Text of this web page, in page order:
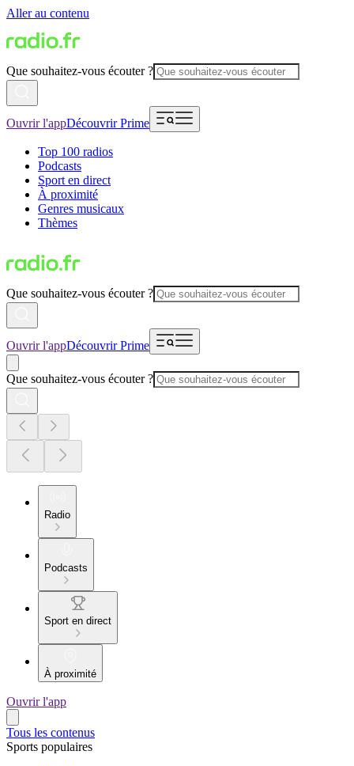
Aller au contenu
Que souhaitez-vous écouter ?
Ouvrir l'appDécouvrir Prime
Top 100 radios
Podcasts
Sport en direct
À proximité
Genres musicaux
Thèmes
Que souhaitez-vous écouter ?
Ouvrir l'appDécouvrir Prime
Que souhaitez-vous écouter ?
Radio
Podcasts
Sport en direct
À proximité
Ouvrir l'app
Tous les contenus
Sports populaires